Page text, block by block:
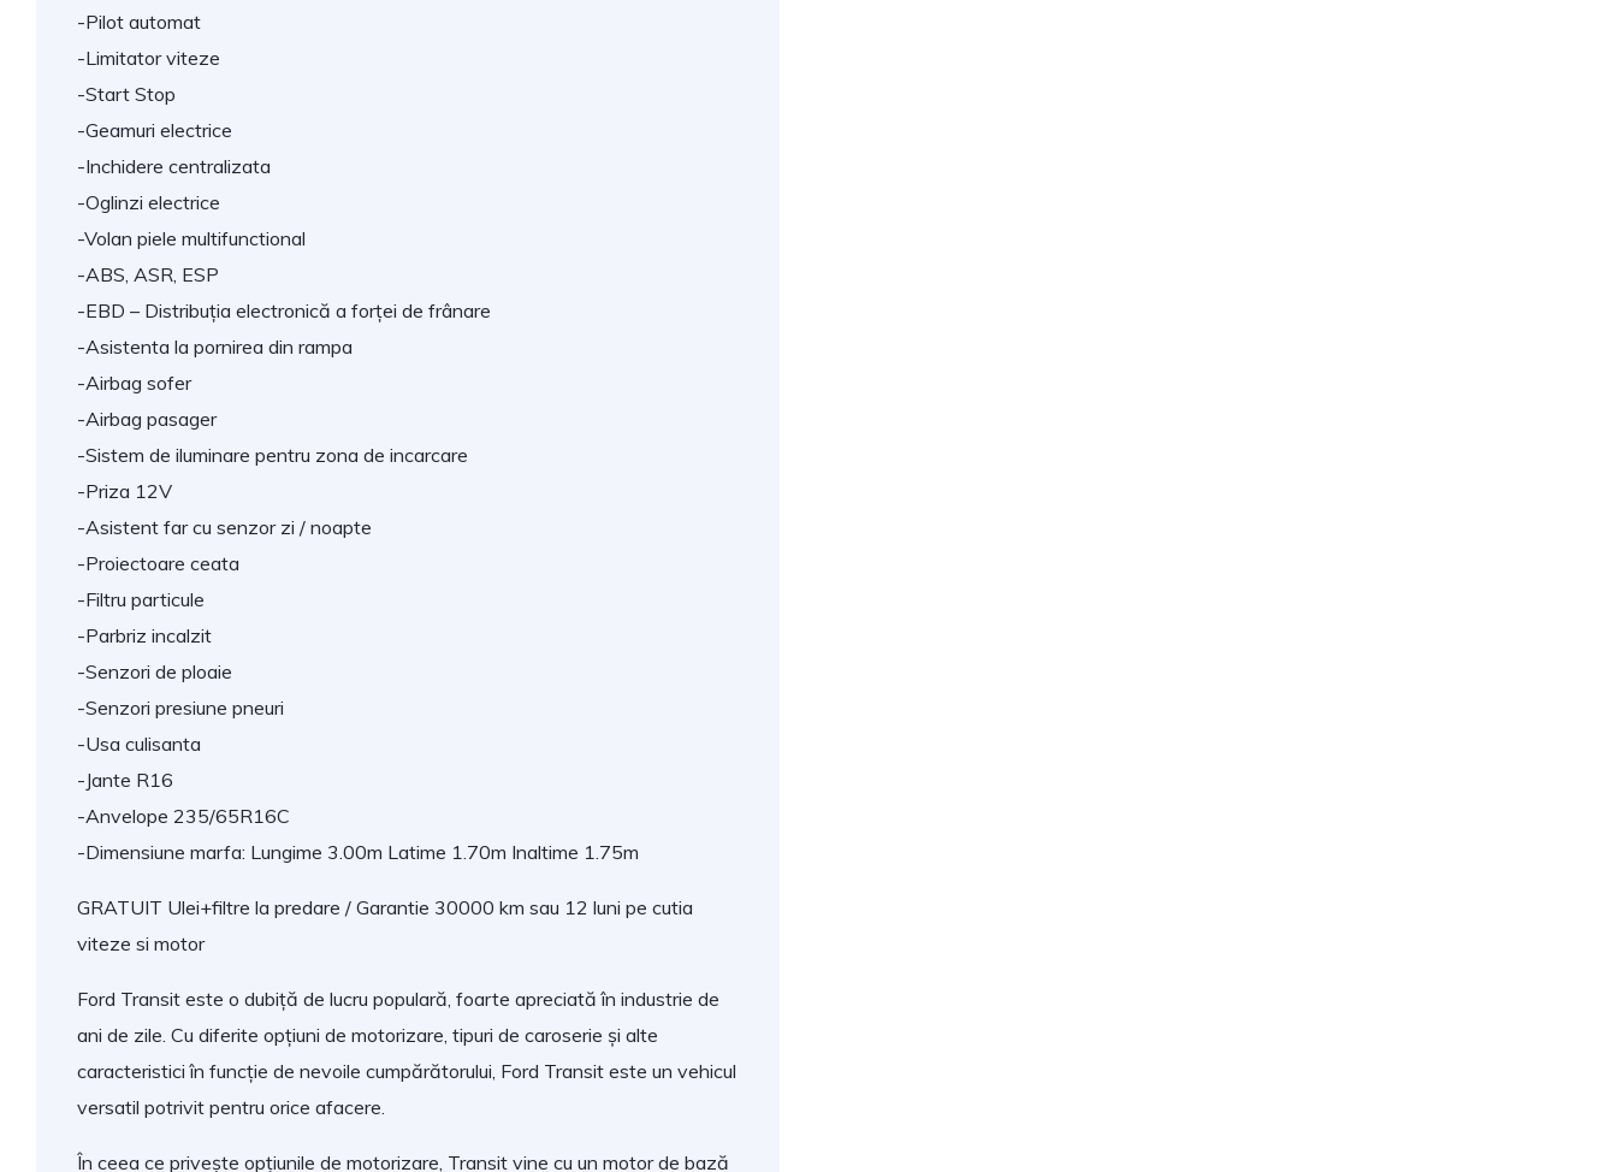
-Pilot automat
-Limitator viteze
-Start Stop
-Geamuri electrice
-Inchidere centralizata
-Oglinzi electrice
-Volan piele multifunctional
-ABS, ASR, ESP
-EBD – Distribuția electronică a forței de frânare
-Asistenta la pornirea din rampa
-Airbag sofer
-Airbag pasager
-Sistem de iluminare pentru zona de incarcare
-Priza 12V
-Asistent far cu senzor zi / noapte
-Proiectoare ceata
-Filtru particule
-Parbriz incalzit
-Senzori de ploaie
-Senzori presiune pneuri
-Usa culisanta
-Jante R16
-Anvelope 235/65R16C
-Dimensiune marfa: Lungime 3.00m Latime 1.70m Inaltime 1.75m
GRATUIT Ulei+filtre la predare / Garantie 30000 km sau 12 luni pe cutia
viteze si motor
Ford Transit este o dubiță de lucru populară, foarte apreciată în industrie de
ani de zile. Cu diferite opțiuni de motorizare, tipuri de caroserie și alte
caracteristici în funcție de nevoile cumpărătorului, Ford Transit este un vehicul
versatil potrivit pentru orice afacere.
În ceea ce privește opțiunile de motorizare, Transit vine cu un motor de bază